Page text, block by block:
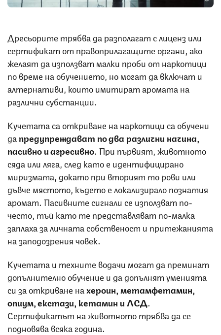
Дресьорите трябва да разполагат с лиценз или
сертификат от правоприлагащите органи, ако
желаят да използват малки проби от наркотици
по време на обучението, но могат да включат и
алтернативи, които имитират аромата на
различни субстанции.
Кучетата са откриване на наркотици са обучени
дапредупреждават по два различни начина,
пасивно и агресивно. При първият, животното
сяда или ляга, след като е идентифицирано
миризмата, докато при вторият то рови или
дъвче мястото, където е локализирало познатия
аромат. Пасивните сигнали се използват по-
често, тъй като те представляват по-малка
заплаха за личната собственост и притежанията
на заподозрения човек.
Кучетата и техните водачи могат да преминат
допълнително обучение и да допълнят уменията
си за откриване нахероин, метамфетамин,
опиум, екстази, кетамин и ЛСД.
Сертификатът на животното трябва да се
подновява всяка година.